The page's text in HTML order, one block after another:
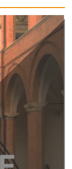
Martina
persone e
e tensioni tra i
immagini presenti
percorso
del contributo
ricca serie di
di Carlo Levi,